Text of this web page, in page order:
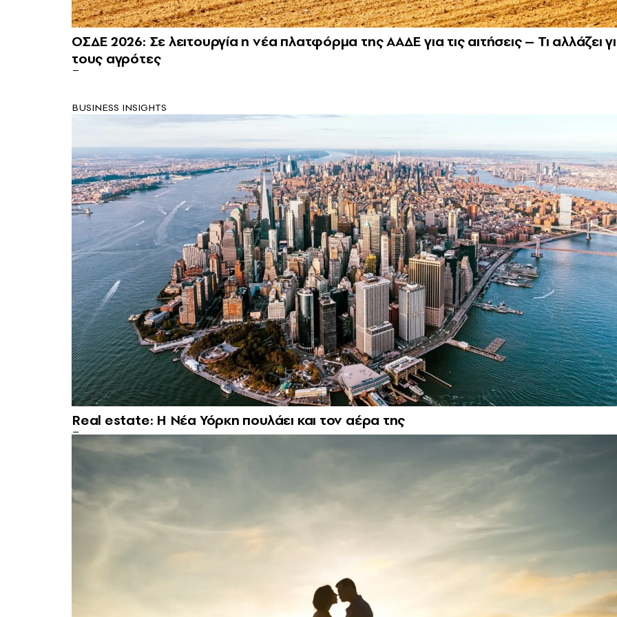
ΟΣΔΕ 2026: Σε λειτουργία η νέα πλατφόρμα της ΑΑΔΕ για τις αιτήσεις – Τι αλλάζει
τους αγρότες
BUSINESS INSIGHTS
Real estate: H Νέα Υόρκη πουλάει και τον αέρα της